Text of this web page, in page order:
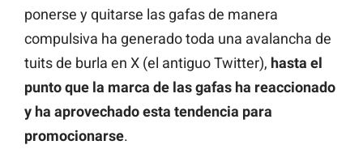
ponerse y quitarse las gafas de manera
compulsiva ha generado toda una avalancha de
tuits de burla en X (el antiguo Twitter), hasta el
punto que la marca de las gafas ha reaccionado
y ha aprovechado esta tendencia para
promocionarse.